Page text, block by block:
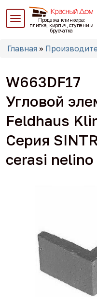
Перейти
основному
Продажа клинкера:
плитка, кирпич, ступени и
брусчатка
Вы
Главная »
W663DF17
Угловой
Feldhaus
Серия
cerasi nelino